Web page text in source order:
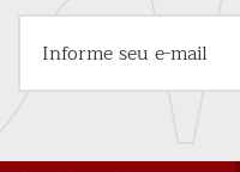
Informe seu e-mail